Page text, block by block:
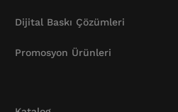
Dijital Baskı Çözümleri
Promosyon Ürünleri